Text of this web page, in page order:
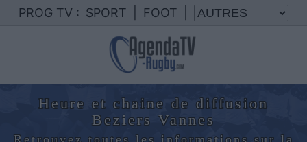
PROG TV : SPORT FOOT
Heure et chaine de diffusion
Beziers Vannes
Retrouvez toutes les informations sur la